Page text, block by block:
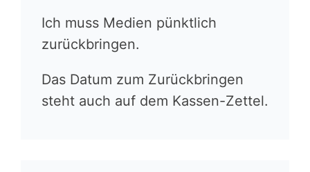
Ich muss Medien pünktlich
zurückbringen.
Das Datum zum Zurückbringen
steht auch auf dem Kassen-Zettel.